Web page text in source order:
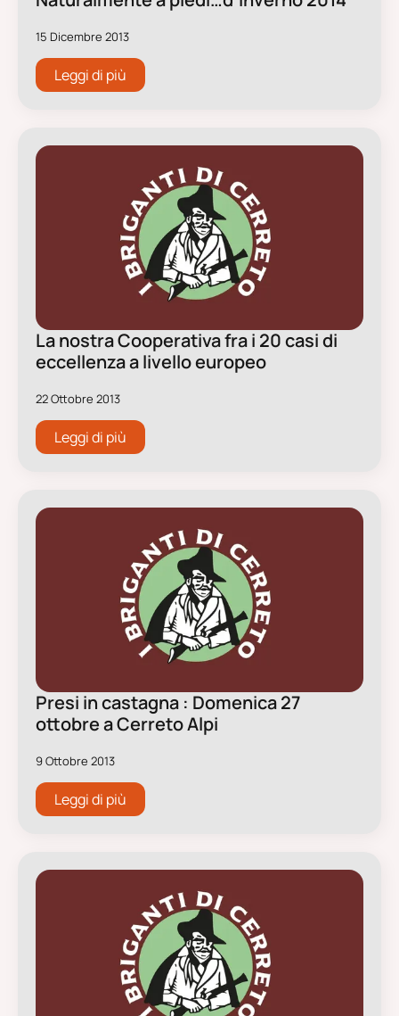
15 Dicembre 2013
Leggi di più
La nostra Cooperativa fra i 20 casi di
eccellenza a livello europeo
22 Ottobre 2013
Leggi di più
Presi in castagna : Domenica 27
ottobre a Cerreto Alpi
9 Ottobre 2013
Leggi di più